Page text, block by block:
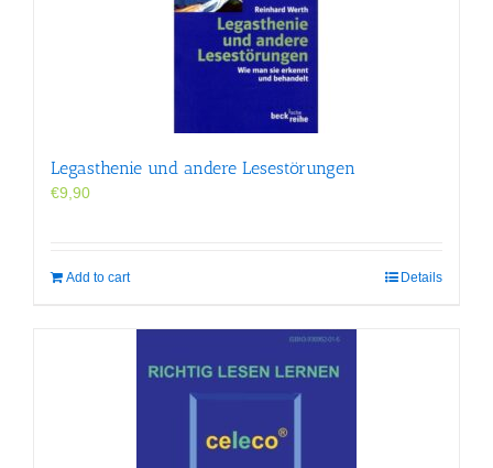
Legasthenie und andere Lesestörungen
€9,90
Add to cart Details